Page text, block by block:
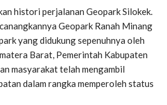
histori perjalanan Geopark Silokek.
Geopark Ranah Minang
yang didukung sepenuhnya oleh
Barat, Pemerintah Kabupaten
masyarakat telah mengambil
dalam rangka memperoleh status